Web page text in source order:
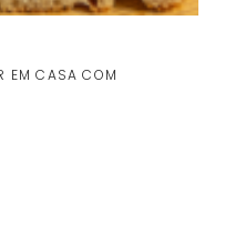
EM CASA COM